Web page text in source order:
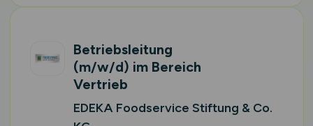
Betriebsleitung
(m/w/d) im Bereich
Vertrieb
EDEKA Foodservice Stiftung & Co.